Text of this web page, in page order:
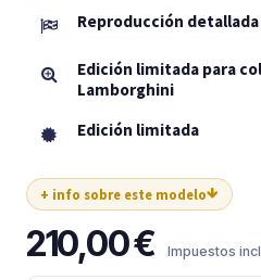
Reproducción
Edición limitada para
Lamborghini
Edición limitada
+ info sobre este modelo
210,00€ Impuestos